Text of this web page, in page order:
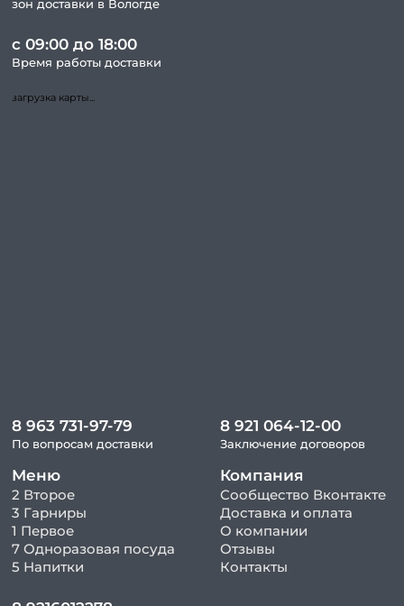
зон доставки в Вологде
с 09:00 до 18:00
Время работы доставки
загрузка карты...
8 963 731-97-79
По вопросам доставки
Меню
2 Второе
3 Гарниры
1 Первое
7 Одноразовая посуда
5 Напитки
8 921 064-12-00
Заключение договоров
Компания
Сообщество Вконтакте
Доставка и оплата
О компании
Отзывы
Контакты